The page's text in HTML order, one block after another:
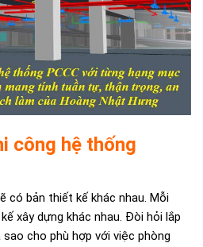
công hệ thống
có bản thiết kế khác nhau. Mỗi
xây dựng khác nhau. Đòi hỏi lắp
cho phù hợp với việc phòng